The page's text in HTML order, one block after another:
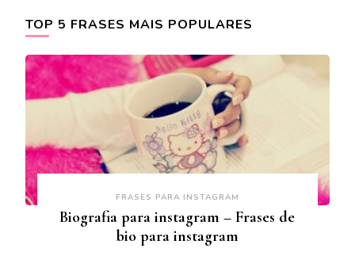
TOP 5 FRASES MAIS POPULARES
FRASES PARA INSTAGRAM
Biografia para instagram – Frases de
bio para instagram